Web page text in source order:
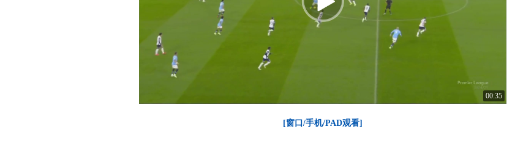
00:35
[窗口/手机/PAD观看]